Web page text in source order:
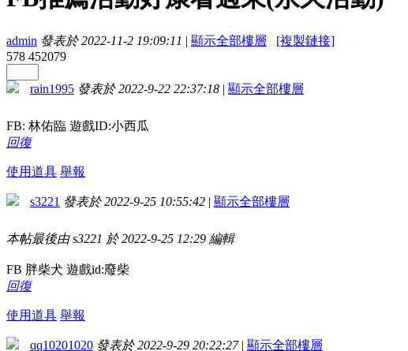
admin 發表於 2022-11-2 19:09:11 | 顯示全部樓層
[複製鏈接]
578 452079
rain1995 發表於 2022-9-22 22:37:18 | 顯示全部樓層
FB: 林佑臨 遊戲ID:小西瓜
回復
使用道具 舉報
s3221 發表於 2022-9-25 10:55:42 | 顯示全部樓層
本帖最後由 s3221 於 2022-9-25 12:29 編輯
FB 胖柴犬 遊戲id:廢柴
回復
使用道具 舉報
qq10201020 發表於 2022-9-29 20:22:27 | 顯示全部樓層